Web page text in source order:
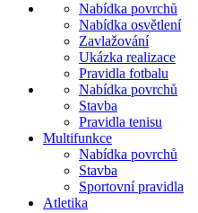
Nabídka povrchů
Nabídka osvětlení
Zavlažování
Ukázka realizace
Pravidla fotbalu
Nabídka povrchů
Stavba
Pravidla tenisu
Multifunkce
Nabídka povrchů
Stavba
Sportovní pravidla
Atletika